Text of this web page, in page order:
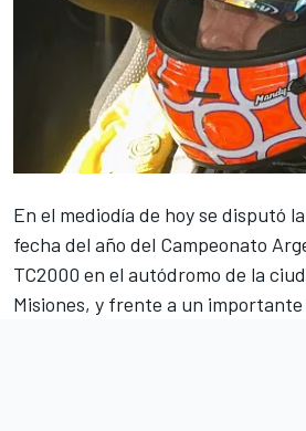
En el mediodía de hoy se disputó
fecha del año del Campeonato
TC2000 en el autódromo de la
Misiones, y frente a un